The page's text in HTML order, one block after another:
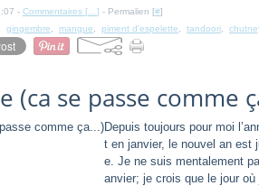
- Commentaires [ ] - Permalien [#]
gingembre mangue piment d'espelette tandoori
(ca se passe comme
Depuis toujours pour moi
t en janvier, le nouvel an est
e. Je ne suis mentalement
anvier; je crois que le jour où